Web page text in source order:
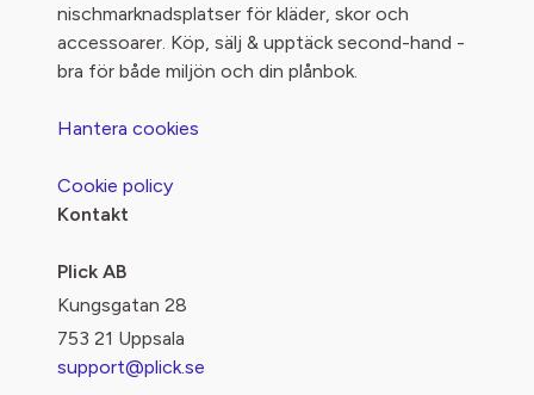
nischmarknadsplatser för kläder, skor och
accessoarer. Köp, sälj & upptäck second-hand -
bra för både miljön och din plånbok.
Hantera cookies
Cookie policy
Kontakt
Plick AB
Kungsgatan 28
753 21 Uppsala
support@plick.se